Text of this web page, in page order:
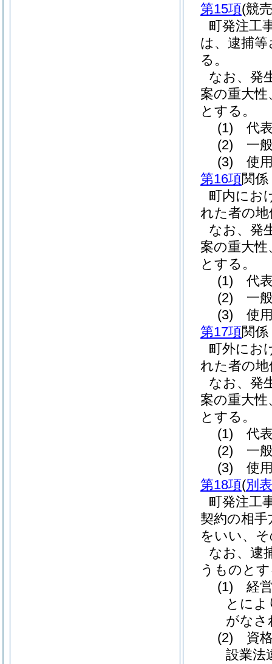
第15項(競
町発注工
は、逮捕
る。
なお、発
案の重大
とする。
(1) 代
(2) 一
(3) 使
第16項関係
町内にお
れた者の
なお、発
案の重大
とする。
(1) 代
(2) 一
(3) 使
第17項関係
町外にお
れた者の
なお、発
案の重大
とする。
(1) 代
(2) 一
(3) 使
第18項(別
町発注工
契約の相
をいい、
なお、逮
うものと
(1) 経営
とによ
がな
(2) 資格
設業法